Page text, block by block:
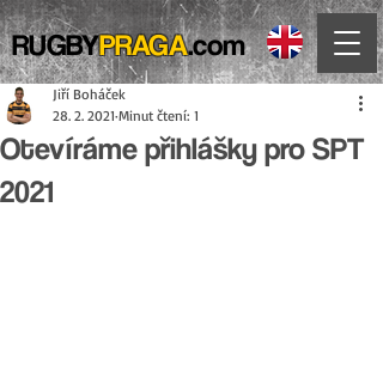
RUGBYPRAGA.com
Otevíráme přihlášky pro SPT
2021
Jiří Boháček
28. 2. 2021 Minut čtení: 1